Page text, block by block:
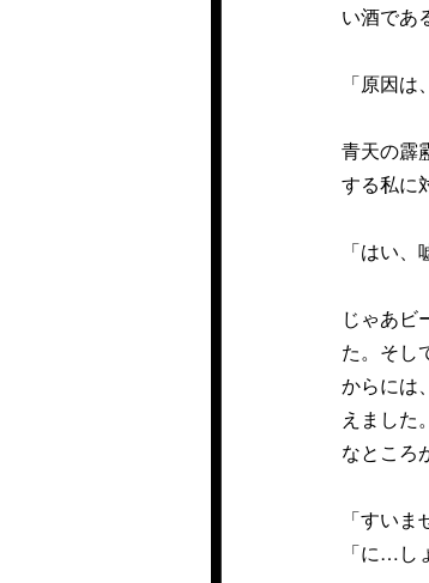
い酒であ
「原因
青天の霹
する私に
「はい
じゃあビ
た。そし
からには
えました
なところ
「すい
「に…し